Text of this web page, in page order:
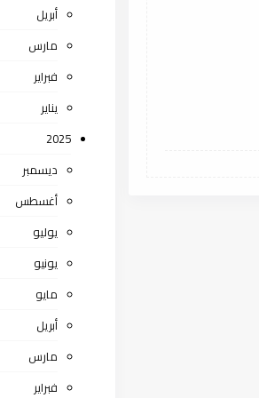
أبريل
مارس
فبراير
يناير
2025
ديسمبر
أغسطس
يوليو
يونيو
مايو
أبريل
مارس
فبراير